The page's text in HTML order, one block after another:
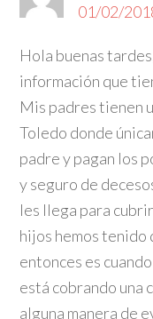
01/02/
Hola buenas
información que
Mis padres tienen
Toledo donde
padre y pagan los
y seguro de
les llega para
hijos hemos tenido
entonces es
está cobrando una
alguna manera de